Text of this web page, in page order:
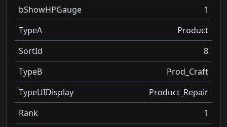
bShowHPGauge
1
TypeA
Product
SortId
8
TypeB
Prod_Craft
TypeUIDisplay
Product_Repair
Rank
1